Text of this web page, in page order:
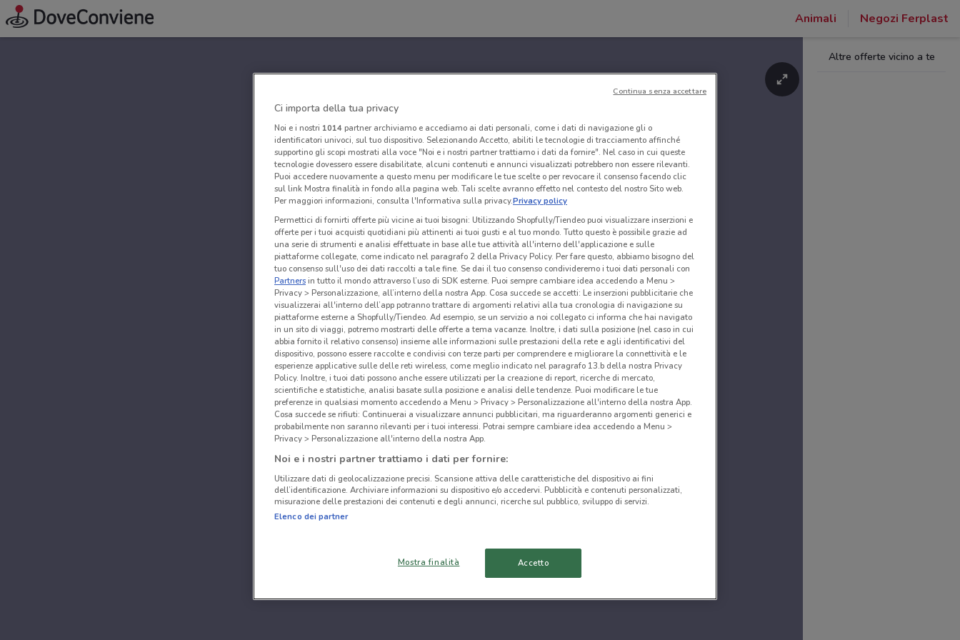
Animali Negozi Ferplast
Altre offerte vicino a te
Ci importa della tua privacy
Noi e i nostri 1014partner archiviamo e accediamo ai dati personali, come i dati di navigazione gli o
identificatori univoci, sul tuo dispositivo. Selezionando Accetto, abiliti le tecnologie di tracciamento affinché
supportino gli scopi mostrati alla voce "Noi e i nostri partner trattiamo i dati da fornire". Nel caso in cui queste
tecnologie dovessero essere disabilitate, alcuni contenuti e annunci visualizzati potrebbero non essere rilevanti.
Puoi accedere nuovamente a questo menu per modificare le tue scelte o per revocare il consenso facendo clic
sul link Mostra finalità in fondo alla pagina web. Tali scelte avranno effetto nel contesto del nostro Sito web.
Per maggiori informazioni, consulta l'Informativa sulla privacy.Privacy policy
Permettici di fornirti offerte più vicine ai tuoi bisogni: Utilizzando Shopfully/Tiendeo puoi visualizzare inserzioni e
offerte per i tuoi acquisti quotidiani più attinenti ai tuoi gusti e al tuo mondo. Tutto questo è possibile grazie ad
una serie di strumenti e analisi effettuate in base alle tue attività all'interno dell'applicazione e sulle
piattaforme collegate, come indicato nel paragrafo 2 della Privacy Policy. Per fare questo, abbiamo bisogno del
tuo consenso sull'uso dei dati raccolti a tale fine. Se dai il tuo consenso condivideremo i tuoi dati personali con
Partnersin tutto il mondo attraverso l’uso di SDK esterne. Puoi sempre cambiare idea accedendo a Menu >
Privacy > Personalizzazione, all’interno della nostra App. Cosa succede se accetti: Le inserzioni pubblicitarie che
visualizzerai all'interno dell’app potranno trattare di argomenti relativi alla tua cronologia di navigazione su
piattaforme esterne a Shopfully/Tiendeo. Ad esempio, se un servizio a noi collegato ci informa che hai navigato
in un sito di viaggi, potremo mostrarti delle offerte a tema vacanze. Inoltre, i dati sulla posizione (nel caso in cui
abbia fornito il relativo consenso) insieme alle informazioni sulle prestazioni della rete e agli identificativi del
dispositivo, possono essere raccolte e condivisi con terze parti per comprendere e migliorare la connettività e le
esperienze applicative sulle delle reti wireless, come meglio indicato nel paragrafo 13.b della nostra Privacy
Policy. Inoltre, i tuoi dati possono anche essere utilizzati per la creazione di report, ricerche di mercato,
scientifiche e statistiche, analisi basate sulla posizione e analisi delle tendenze. Puoi modificare le tue
preferenze in qualsiasi momento accedendo a Menu > Privacy > Personalizzazione all'interno della nostra App.
Cosa succede se rifiuti: Continuerai a visualizzare annunci pubblicitari, ma riguarderanno argomenti generici e
probabilmente non saranno rilevanti per i tuoi interessi. Potrai sempre cambiare idea accedendo a Menu >
Privacy > Personalizzazione all'interno della nostra App.
Noi e i nostri partner trattiamo i dati per fornire:
Utilizzare dati di geolocalizzazione precisi. Scansione attiva delle caratteristiche del dispositivo ai fini
dell’identificazione. Archiviare informazioni su dispositivo e/o accedervi. Pubblicità e contenuti personalizzati,
misurazione delle prestazioni dei contenuti e degli annunci, ricerche sul pubblico, sviluppo di servizi.
Elenco dei partner
Mostra finalità Accetto
Continua senza accettare